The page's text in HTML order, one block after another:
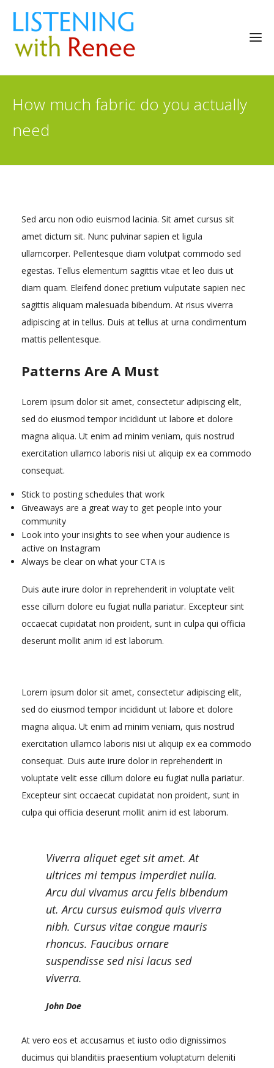
How much fabric do you actually
need
Sed arcu non odio euismod lacinia. Sit amet cursus sit
amet dictum sit. Nunc pulvinar sapien et ligula
ullamcorper. Pellentesque diam volutpat commodo sed
egestas. Tellus elementum sagittis vitae et leo duis ut
diam quam. Eleifend donec pretium vulputate sapien nec
sagittis aliquam malesuada bibendum. At risus viverra
adipiscing at in tellus. Duis at tellus at urna condimentum
mattis pellentesque.
Patterns Are A Must
Lorem ipsum dolor sit amet, consectetur adipiscing elit,
sed do eiusmod tempor incididunt ut labore et dolore
magna aliqua. Ut enim ad minim veniam, quis nostrud
exercitation ullamco laboris nisi ut aliquip ex ea commodo
consequat.
Stick to posting schedules that work
Giveaways are a great way to get people into your
community
Look into your insights to see when your audience is
active on Instagram
Always be clear on what your CTA is
Duis aute irure dolor in reprehenderit in voluptate velit
esse cillum dolore eu fugiat nulla pariatur. Excepteur sint
occaecat cupidatat non proident, sunt in culpa qui officia
deserunt mollit anim id est laborum.
Lorem ipsum dolor sit amet, consectetur adipiscing elit,
sed do eiusmod tempor incididunt ut labore et dolore
magna aliqua. Ut enim ad minim veniam, quis nostrud
exercitation ullamco laboris nisi ut aliquip ex ea commodo
consequat. Duis aute irure dolor in reprehenderit in
voluptate velit esse cillum dolore eu fugiat nulla pariatur.
Excepteur sint occaecat cupidatat non proident, sunt in
culpa qui officia deserunt mollit anim id est laborum.
Viverra aliquet eget sit amet. At
ultrices mi tempus imperdiet nulla.
Arcu dui vivamus arcu felis bibendum
ut. Arcu cursus euismod quis viverra
nibh. Cursus vitae congue mauris
rhoncus. Faucibus ornare
suspendisse sed nisi lacus sed
viverra.
John Doe
At vero eos et accusamus et iusto odio dignissimos
ducimus qui blanditiis praesentium voluptatum deleniti